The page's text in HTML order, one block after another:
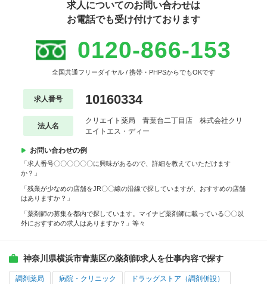
求人についてのお問い合わせは
お電話でも受け付けております
0120-866-153
全国共通フリーダイヤル / 携帯・PHPSからでもOKです
求人番号 10160334
法人名
クリエイト薬局 青葉台二丁目店 株式会社クリ
エイトエス・ディー
お問い合わせの例
「求人番号〇〇〇〇〇〇に興味があるので、詳細を教えていただけます
か？」
「残業が少なめの店舗をJR〇〇線の沿線で探していますが、おすすめの店舗
はありますか？」
「薬剤師の募集を都内で探しています。マイナビ薬剤師に載っている〇〇以
外におすすめの求人はありますか？」等々
神奈川県横浜市青葉区の薬剤師求人を仕事内容で探す
調剤薬局 病院・クリニック ドラッグストア（調剤併設）